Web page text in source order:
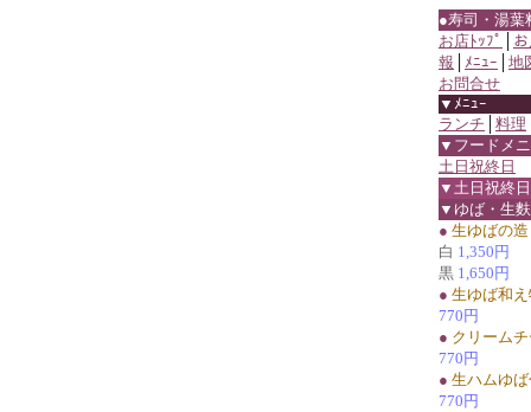
●寿司・湯
お店ﾄｯﾌﾟ
報
ﾒﾆｭｰ
地
お問合せ
▼ﾒﾆｭｰ
ランチ
料理
▼フードメ
土日祝終日
▼土日祝終日
▼ゆば・生
● 生ゆばの
白 1,350円
黒 1,650円
● 生ゆば和
770円
● クリーム
770円
● 生ハムゆ
770円